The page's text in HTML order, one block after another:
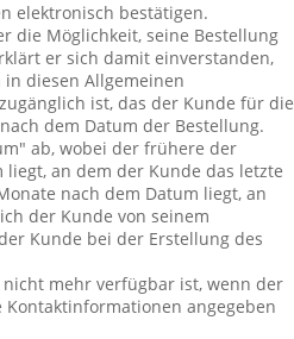
elektronisch bestätigen.
die Möglichkeit, seine Bestellung
er sich damit einverstanden,
diesen Allgemeinen
ist, das der Kunde für die
dem Datum der Bestellung.
ab, wobei der frühere der
an dem der Kunde das letzte
nach dem Datum liegt, an
der Kunde von seinem
Kunde bei der Erstellung des
mehr verfügbar ist, wenn der
angegeben